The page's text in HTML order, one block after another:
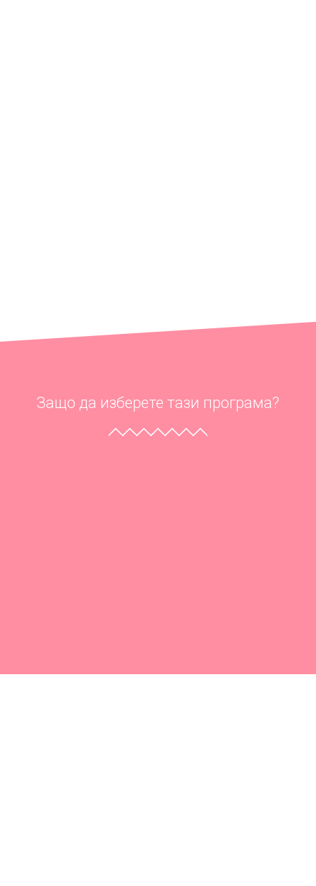
Защо да изберете тази програма?